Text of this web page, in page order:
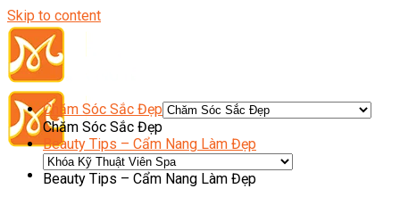
Skip to content
Chăm Sóc Sắc Đẹp
Chăm Sóc Sắc Đẹp
Beauty Tips – Cẩm Nang Làm Đẹp
Beauty Tips – Cẩm Nang Làm Đẹp